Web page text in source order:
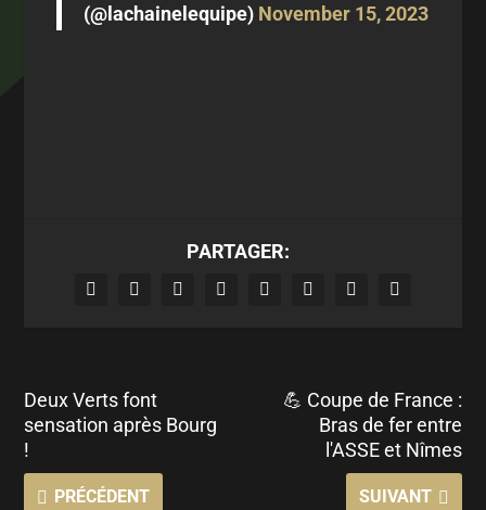
(@lachainelequipe) November 15, 2023
PARTAGER:
Deux Verts font
sensation après Bourg
!
PRÉCÉDENT
💪 Coupe de France :
Bras de fer entre
l'ASSE et Nîmes
SUIVANT